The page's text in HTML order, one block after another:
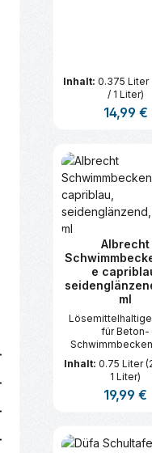
Inhalt:0.375 Liter
/ 1 Liter)
Regulärer
14,99 €
Produkt
Albrecht
e
ml
für Beton-
Zierteiche.
Inhalt: 0.75 Liter
1 Liter)
Regulärer
19,99 €
Produkt